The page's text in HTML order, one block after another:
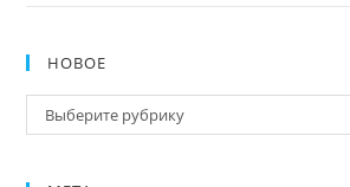
НОВОЕ
Новое
Выберите рубрику